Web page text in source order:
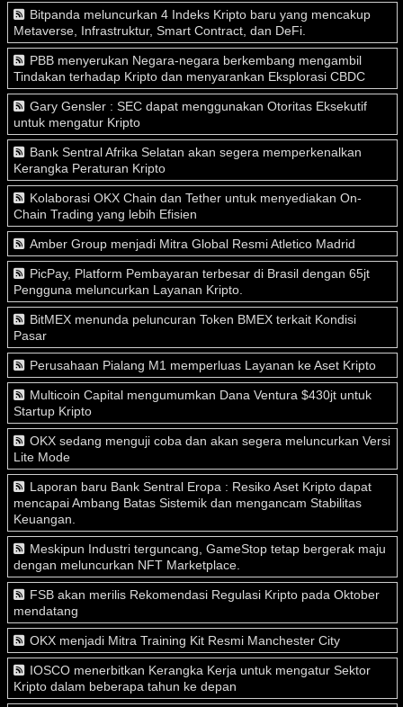
Bitpanda meluncurkan 4 Indeks Kripto baru yang mencakup
Metaverse, Infrastruktur, Smart Contract, dan DeFi.
PBB menyerukan Negara-negara berkembang mengambil
Tindakan terhadap Kripto dan menyarankan Eksplorasi CBDC
Gary Gensler : SEC dapat menggunakan Otoritas Eksekutif
untuk mengatur Kripto
Bank Sentral Afrika Selatan akan segera memperkenalkan
Kerangka Peraturan Kripto
Kolaborasi OKX Chain dan Tether untuk menyediakan On-
Chain Trading yang lebih Efisien
Amber Group menjadi Mitra Global Resmi Atletico Madrid
PicPay, Platform Pembayaran terbesar di Brasil dengan 65jt
Pengguna meluncurkan Layanan Kripto.
BitMEX menunda peluncuran Token BMEX terkait Kondisi
Pasar
Perusahaan Pialang M1 memperluas Layanan ke Aset Kripto
Multicoin Capital mengumumkan Dana Ventura $430jt untuk
Startup Kripto
OKX sedang menguji coba dan akan segera meluncurkan Versi
Lite Mode
Laporan baru Bank Sentral Eropa : Resiko Aset Kripto dapat
mencapai Ambang Batas Sistemik dan mengancam Stabilitas
Keuangan.
Meskipun Industri terguncang, GameStop tetap bergerak maju
dengan meluncurkan NFT Marketplace.
FSB akan merilis Rekomendasi Regulasi Kripto pada Oktober
mendatang
OKX menjadi Mitra Training Kit Resmi Manchester City
IOSCO menerbitkan Kerangka Kerja untuk mengatur Sektor
Kripto dalam beberapa tahun ke depan